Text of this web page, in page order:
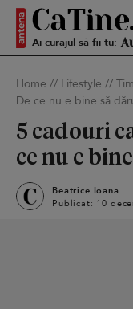
Ai curajul să fii tu:
Home // Lifestyle //
De ce nu e bine să
5 cadouri
ce nu e
Beatrice Ioana
Publicat: 10